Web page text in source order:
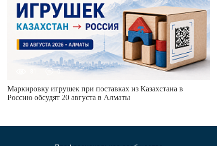
0
Маркировку игрушек при поставках из Казахстана в
Россию обсудят 20 августа в Алматы